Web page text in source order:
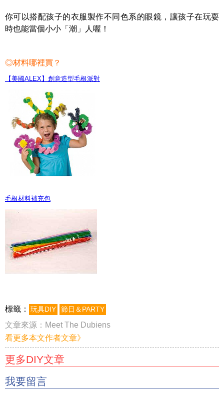
你可以搭配孩子的衣服製作不同色系的眼鏡，讓孩子在玩耍
時也能當個小小「潮」人喔！
◎材料哪裡買？
【美國ALEX】創意造型毛根派對
毛根材料補充包
標籤： 玩具DIY 節日＆PARTY
文章來源： Meet The Dubiens
看更多本文作者文章》
更多DIY文章
我要留言